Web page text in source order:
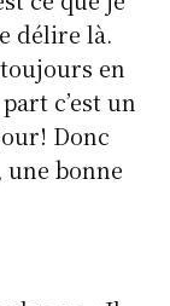
délire là.
en
c’est un
Donc
une bonne